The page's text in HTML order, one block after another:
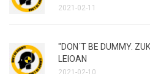
2021-02-11
"DON´T BE DUMMY.
LEIOAN
2021-02-10